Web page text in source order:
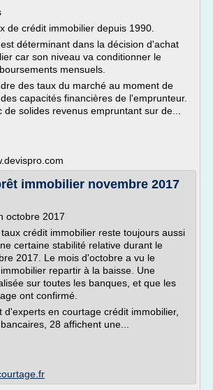
de crédit immobilier depuis 1990.
déterminant dans la décision d'achat
car son niveau va conditionner le
mensuels.
des taux du marché au moment de
capacités financières de l'emprunteur.
de solides revenus empruntant sur de...
immobilier novembre 2017
octobre 2017
crédit immobilier reste toujours aussi
certaine stabilité relative durant le
2017. Le mois d'octobre a vu le
repartir à la baisse. Une
sur toutes les banques, et que les
ont confirmé.
d'experts en courtage crédit immobilier,
28 affichent une...